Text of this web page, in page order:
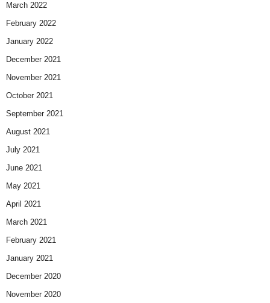
March 2022
February 2022
January 2022
December 2021
November 2021
October 2021
September 2021
August 2021
July 2021
June 2021
May 2021
April 2021
March 2021
February 2021
January 2021
December 2020
November 2020